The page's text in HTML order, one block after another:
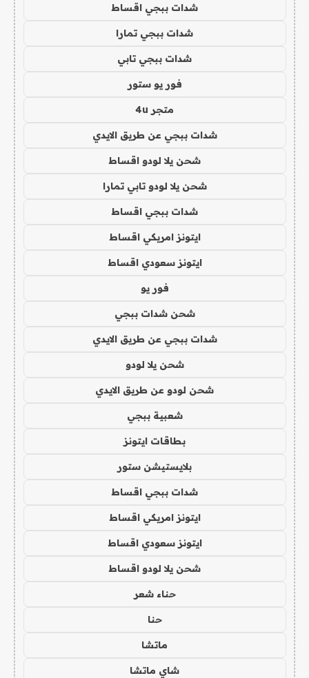
شدات ببجي اقساط
شدات ببجي تمارا
شدات ببجي تابي
فور يو ستور
متجر 4u
شدات ببجي عن طريق الايدي
شحن يلا لودو اقساط
شحن يلا لودو تابي تمارا
شدات ببجي اقساط
ايتونز امريكي اقساط
ايتونز سعودي اقساط
فور يو
شحن شدات ببجي
شدات ببجي عن طريق الايدي
شحن يلا لودو
شحن لودو عن طريق الايدي
شعبية ببجي
بطاقات ايتونز
بلايستيشن ستور
شدات ببجي اقساط
ايتونز امريكي اقساط
ايتونز سعودي اقساط
شحن يلا لودو اقساط
حناء شعر
حنا
ماتشا
شاي ماتشا